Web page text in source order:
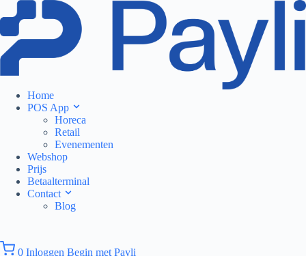
naar
inhoud
Skip
to
Home
POS App
Horeca
Retail
Evenementen
Webshop
Prijs
Betaalterminal
Contact
Blog
0 Inloggen Begin met Payli